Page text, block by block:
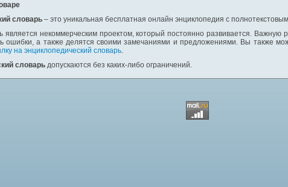
словарь – это уникальная бесплатная онлайн энциклопедия с
является некоммерческим проектом, который постоянно развивается.
ошибки, а также делятся своими замечаниями и предложениями. Вы также
на энциклопедический словарь.
словарь допускаются без каких-либо ограничений.